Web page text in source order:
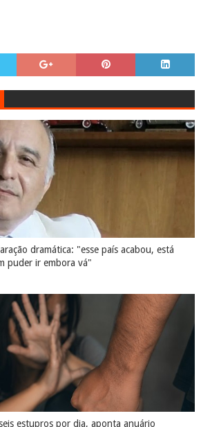
dramática: "esse país acabou, está
puder ir embora vá"
estupros por dia, aponta anuário